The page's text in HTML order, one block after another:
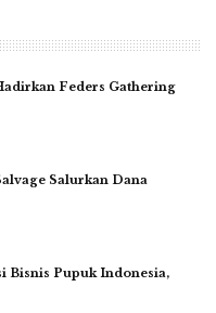
Feders Gathering
Salurkan Dana
Bisnis Pupuk Indonesia,